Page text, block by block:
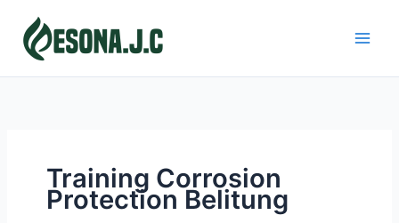
content
Training Corrosion
Protection Belitung